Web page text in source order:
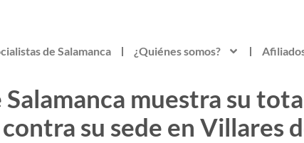
de Salamanca ¿Quiénes somos?
Salamanca muestra su
su sede en Villares